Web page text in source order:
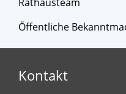
Öffentliche
Kontakt